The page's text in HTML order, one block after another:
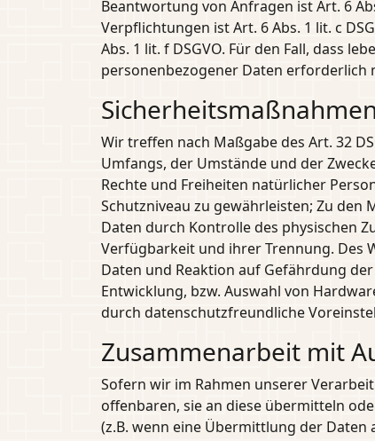
Beantwortung von Anfragen ist Art. 6
Verpflichtungen ist Art. 6 Abs. 1 lit. c
Abs. 1 lit. f DSGVO. Für den Fall, dass
personenbezogener Daten erforderlich
Sicherheitsmaßnahmen
Wir treffen nach Maßgabe des Art. 32
Umfangs, der Umstände und der
Rechte und Freiheiten natürlicher
Schutzniveau zu gewährleisten; Zu
Daten durch Kontrolle des physischen
Verfügbarkeit und ihrer Trennung. Des
Daten und Reaktion auf Gefährdung
Entwicklung, bzw. Auswahl von
durch datenschutzfreundliche
Zusammenarbeit mit
Sofern wir im Rahmen unserer
offenbaren, sie an diese übermitteln
(z.B. wenn eine Übermittlung der Daten